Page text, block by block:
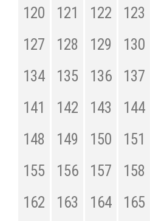
120
121 122 123
127
128 129 130
134
135 136 137
141
142 143 144
148
149 150 151
155
156 157 158
162
163 164 165